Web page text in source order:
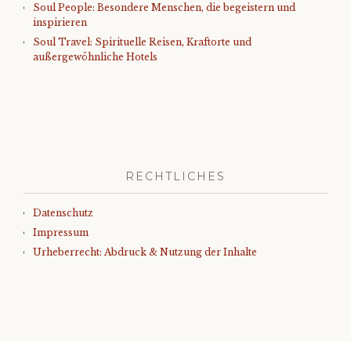
Soul People: Besondere Menschen, die begeistern und
inspirieren
Soul Travel: Spirituelle Reisen, Kraftorte und
außergewöhnliche Hotels
RECHTLICHES
Datenschutz
Impressum
Urheberrecht: Abdruck & Nutzung der Inhalte